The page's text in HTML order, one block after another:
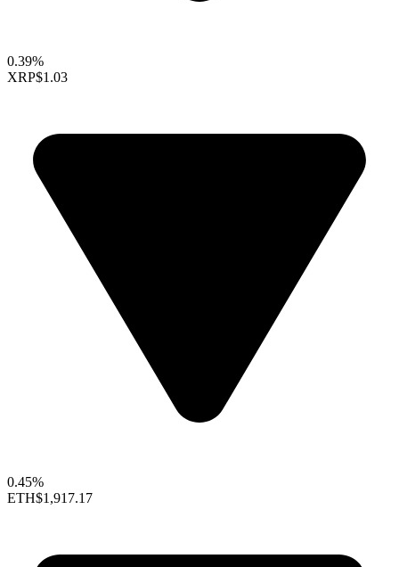
0.39%
XRP$1.03
0.45%
ETH$1,917.17